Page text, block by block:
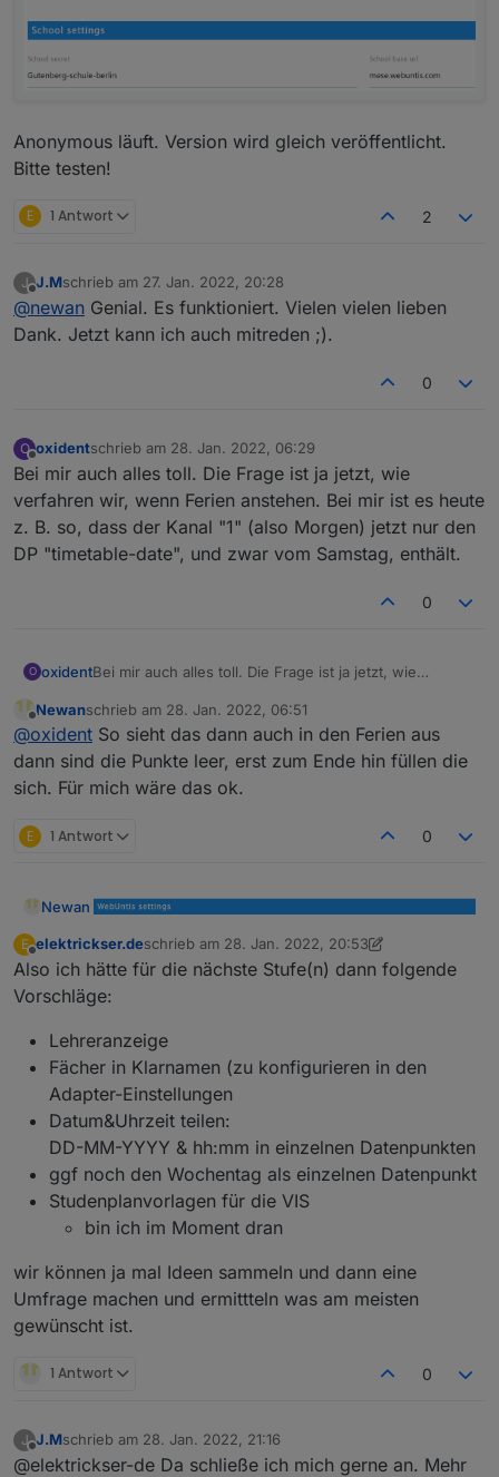
Anonymous läuft. Version wird gleich veröffentlicht.
Bitte testen!
E 1 Antwort 2
J J.Mschrieb am 27. Jan. 2022, 20:28
zuletzt editiert von
@newan Genial. Es funktioniert. Vielen vielen lieben
Dank. Jetzt kann ich auch mitreden ;).
0
O
Offline
oxidentschrieb am 28. Jan. 2022, 06:29
zuletzt editiert von
Bei mir auch alles toll. Die Frage ist ja jetzt, wie
verfahren wir, wenn Ferien anstehen. Bei mir ist es heute
z. B. so, dass der Kanal "1" (also Morgen) jetzt nur den
DP "timetable-date", und zwar vom Samstag, enthält.
0
O oxidentBei mir auch alles toll. Die Frage ist ja jetzt, wie
heute z. B. so, dass der Kanal "1" (also Morgen) jetzt
nur den DP "timetable-date", und zwar vom Samstag,
enthält.
Offline
Newanschrieb am 28. Jan. 2022, 06:51
zuletzt editiert von
@oxident So sieht das dann auch in den Ferien aus
dann sind die Punkte leer, erst zum Ende hin füllen die
sich. Für mich wäre das ok.
E 1 Antwort 0
Newan
Anonymous läuft. Version wird gleich veröffentlicht.
Bitte testen!
E
Offline
elektrickser.deschrieb am 28. Jan. 2022, 20:53
zuletzt editiert von elektrickser.de
Also ich hätte für die nächste Stufe(n) dann folgende
Vorschläge:
Lehreranzeige
Fächer in Klarnamen (zu konfigurieren in den
Adapter-Einstellungen
Datum&Uhrzeit teilen:
DD-MM-YYYY & hh:mm in einzelnen Datenpunkten
ggf noch den Wochentag als einzelnen Datenpunkt
Studenplanvorlagen für die VIS
bin ich im Moment dran
wir können ja mal Ideen sammeln und dann eine
Umfrage machen und ermittteln was am meisten
gewünscht ist.
1 Antwort 0
J
Offline
J.Mschrieb am 28. Jan. 2022, 21:16
zuletzt editiert von
@elektrickser-de Da schließe ich mich gerne an. Mehr